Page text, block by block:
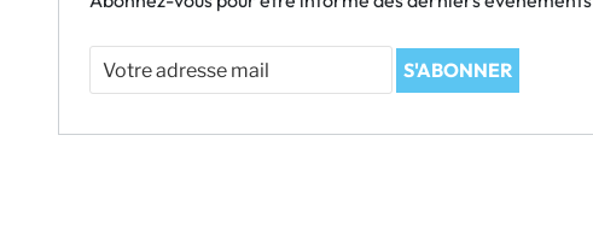
Votre
adresse
S'ABONNER